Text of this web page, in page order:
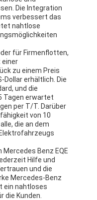
Die Integration
verbessert das
nahtlose
für Firmenflotten,
einer
zu einem Preis
Dollar erhältlich. Die
und die
Tagen erwartet
per T/T. Darüber
von 10
die an dem
Benz EQE
Hilfe und
und die
Mercedes-Benz
ein nahtloses
die Kunden.